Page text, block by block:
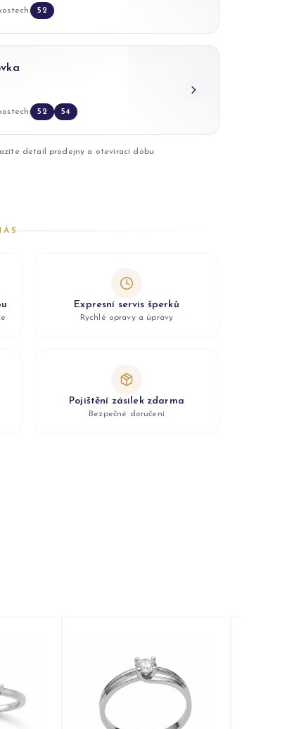
52
52 54
detail prodejny a otevírací dobu
Expresní servis šperků
Rychlé opravy a úpravy
Pojištění zásilek zdarma
Bezpečné doručení